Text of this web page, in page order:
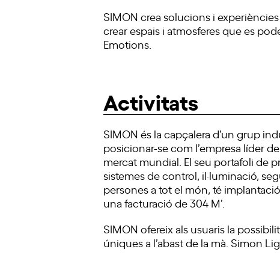
SIMON crea solucions i
crear espais i atmosferes que es
Emotions.
Activitats
SIMON és la capçalera d’un grup
posicionar-se com l’empresa líder
mercat mundial. El seu portafoli de
sistemes de control, il·luminació,
persones a tot el món, té
una facturació de 304 M’.
SIMON ofereix als usuaris la
úniques a l’abast de la mà. Simon